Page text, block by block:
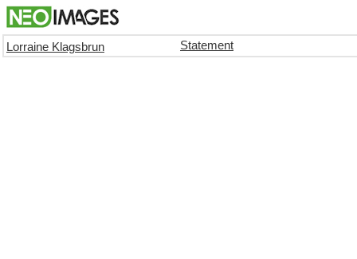
Lorraine Klagsbrun Statement